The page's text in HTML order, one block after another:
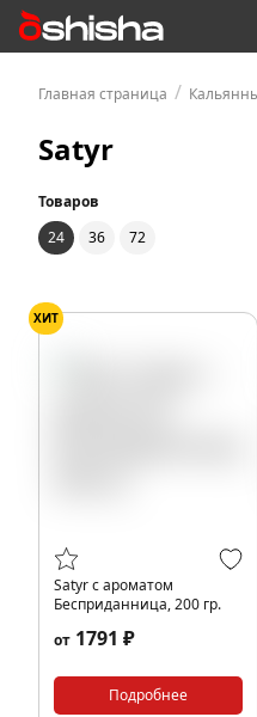
Главная страница /
Satyr
Товаров
24
36 72
ХИТ
Satyr с ароматом
Бесприданница, 200 гр.
от 1791 ₽
Подробнее